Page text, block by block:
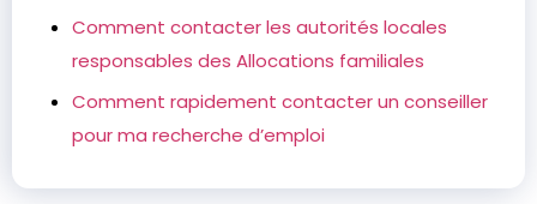
Comment contacter les autorités locales
responsables des Allocations familiales
Comment rapidement contacter un conseiller
pour ma recherche d’emploi